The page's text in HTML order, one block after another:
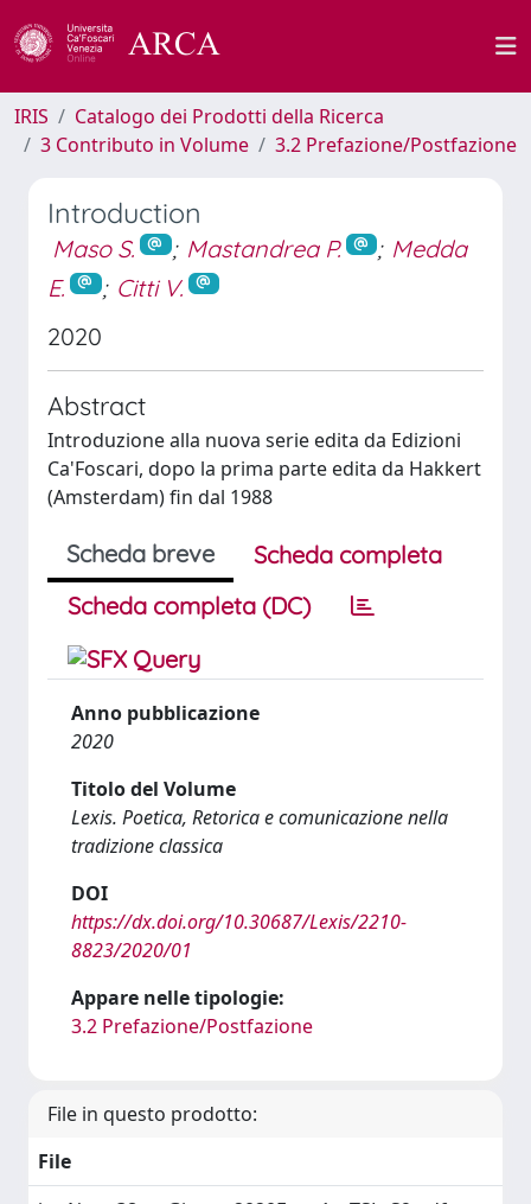
IRIS
Catalogo dei Prodotti della Ricerca
3 Contributo in Volume
3.2 Prefazione/Postfazione
Introduction
Maso S. ; Mastandrea P. ; Medda
E.
; Citti V.
2020
Abstract
Introduzione alla nuova serie edita da Edizioni
Ca'Foscari, dopo la prima parte edita da Hakkert
(Amsterdam) fin dal 1988
Scheda breve
Scheda completa
Scheda completa (DC)
Anno pubblicazione
2020
Titolo del Volume
Lexis. Poetica, Retorica e comunicazione nella
tradizione classica
DOI
https://dx.doi.org/10.30687/Lexis/2210-
8823/2020/01
Appare nelle tipologie:
3.2 Prefazione/Postfazione
File in questo prodotto:
File